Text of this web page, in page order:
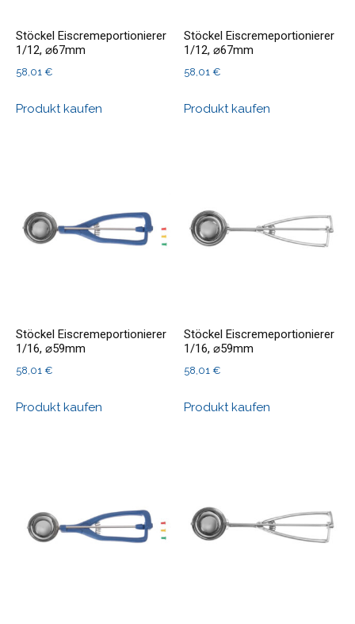
Stöckel Eiscremeportionierer
1/12, ⌀67mm
58,01 €
Produkt kaufen
Stöckel Eiscremeportionierer
1/12, ⌀67mm
58,01€
Produkt kaufen
Stöckel Eiscremeportionierer
1/16, ⌀59mm
58,01 €
Produkt kaufen
Stöckel Eiscremeportionierer
1/16, ⌀59mm
58,01€
Produkt kaufen